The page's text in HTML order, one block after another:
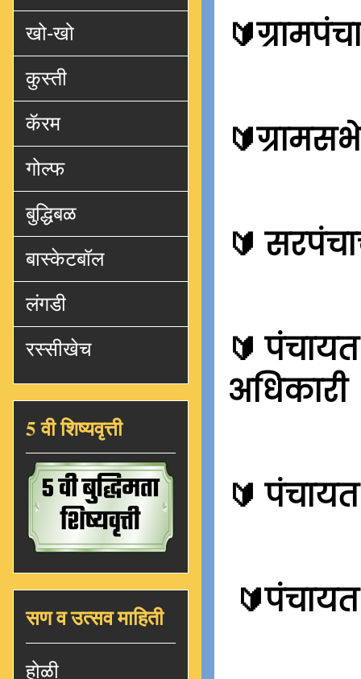
🔰
🔰
🔰
🔰
अधिकारी
🔰 पंचायत
🔰
खो-खो
कुस्ती
कॅरम
गोल्फ
बुद्धिबळ
बास्केटबॉल
लंगडी
रस्सीखेच
5 वी शिष्यवृत्ती
सण व उत्सव माहिती
होळी